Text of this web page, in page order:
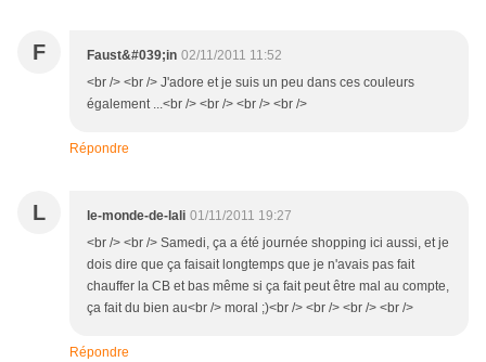
F Faust&#039;in 02/11/2011 11:52
<br /> <br /> J'adore et je suis un peu dans ces couleurs
également ...<br /> <br /> <br /> <br />
Répondre
L le-monde-de-lali 01/11/2011 19:27
<br /> <br /> Samedi, ça a été journée shopping ici aussi, et je
dois dire que ça faisait longtemps que je n'avais pas fait
chauffer la CB et bas même si ça fait peut être mal au compte,
ça fait du bien au<br /> moral ;)<br /> <br /> <br /> <br />
Répondre